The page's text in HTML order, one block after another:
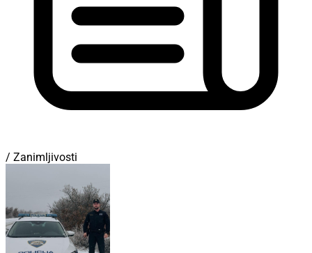
/ Zanimljivosti